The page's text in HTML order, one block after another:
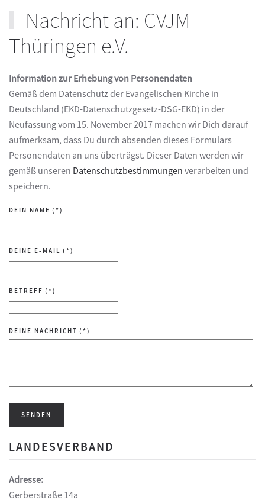
Nachricht an: CVJM
Thüringen e.V.
Information zur Erhebung von Personendaten
Gemäß dem Datenschutz der Evangelischen Kirche in
Deutschland (EKD-Datenschutzgesetz-DSG-EKD) in der
Neufassung vom 15. November 2017 machen wir Dich darauf
aufmerksam, dass Du durch absenden dieses Formulars
Personendaten an uns überträgst. Dieser Daten werden wir
gemäß unseren Datenschutzbestimmungen verarbeiten und
speichern.
DEIN NAME (*)
DEINE E-MAIL (*)
BETREFF (*)
DEINE NACHRICHT (*)
SENDEN
LANDESVERBAND
Adresse:
Gerberstraße 14a